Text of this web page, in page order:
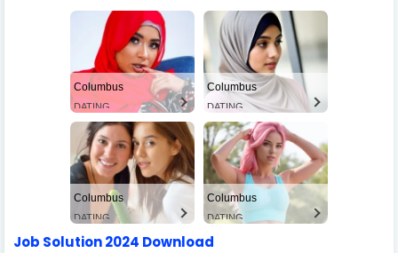
Columbus
DATING
Columbus
DATING
Columbus
DATING
Columbus
DATING
Job Solution 2024 Download